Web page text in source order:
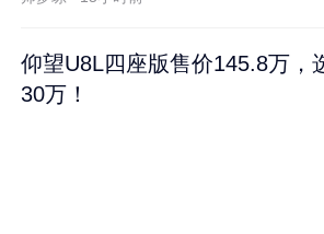
仰望U8L四座版售价145.8万，
30万！